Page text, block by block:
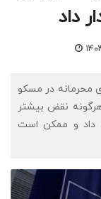
داد
محرمانه در مسکو
هرگونه نقض بیشتر
داد و ممکن است